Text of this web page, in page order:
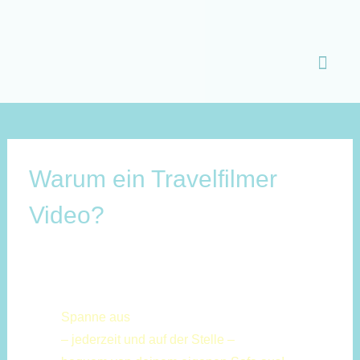
Inhalt
Warum ein Travelfilmer
Video?
Spanne aus
– jederzeit und auf der Stelle –